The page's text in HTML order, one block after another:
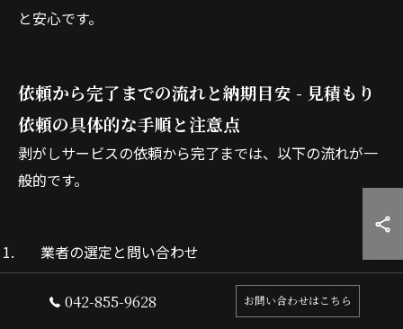
と安心です。
依頼から完了までの流れと納期目安 - 見積もり
依頼の具体的な手順と注意点
剥がしサービスの依頼から完了までは、以下の流れが一
般的です。
業者の選定と問い合わせ
現車確認や写真提出による見積もり
料金・納期・施工内容の確認
042-855-9628 お問い合わせはこちら